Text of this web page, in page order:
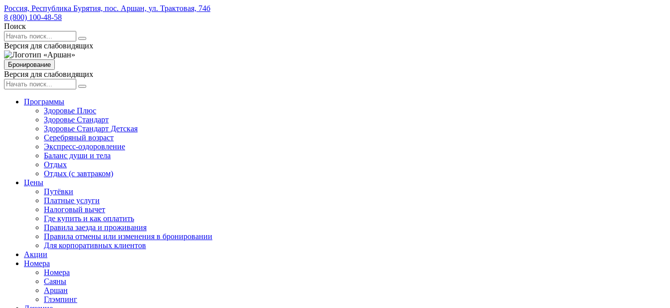
Россия, Республика Бурятия, пос. Аршан, ул. Трактовая, 74б
8 (800) 100-48-58
Поиск
Версия для слабовидящих
Бронирование
Версия для слабовидящих
Программы
Здоровье Плюс
Здоровье Стандарт
Здоровье Стандарт Детская
Серебряный возраст
Экспресс-оздоровление
Баланс души и тела
Отдых
Отдых (с завтраком)
Цены
Путёвки
Платные услуги
Налоговый вычет
Где купить и как оплатить
Правила заезда и проживания
Правила отмены или изменения в бронировании
Для корпоративных клиентов
Акции
Номера
Номера
Саяны
Аршан
Глэмпинг